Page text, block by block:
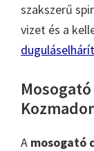
szakszerű
vizet és a
A mosogató